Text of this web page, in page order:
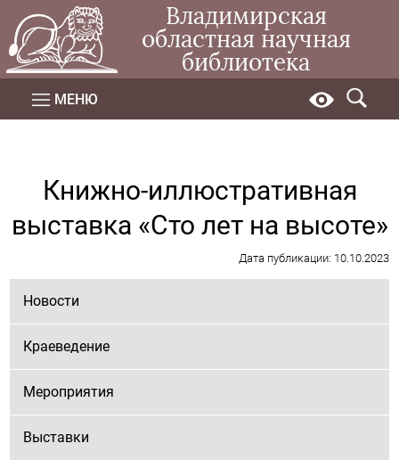
Владимирская
областная научная
библиотека
МЕНЮ
Книжно-иллюстративная
выставка «Сто лет на высоте»
Дата публикации: 10.10.2023
Новости
Краеведение
Мероприятия
Выставки